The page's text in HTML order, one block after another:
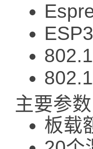
主要参数
板载